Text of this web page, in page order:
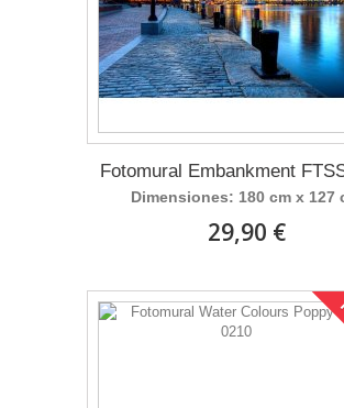
Fotomural Embankment
Dimensiones: 180 cm x 127
29,90 €